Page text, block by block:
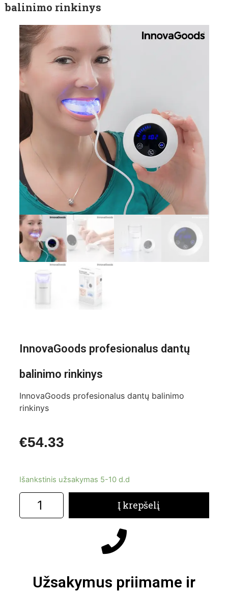
balinimo rinkinys
InnovaGoods profesionalus dantų
balinimo rinkinys
InnovaGoods profesionalus dantų balinimo
rinkinys
€54.33
Išankstinis užsakymas 5-10 d.d
Į krepšelį
Užsakymus priimame ir